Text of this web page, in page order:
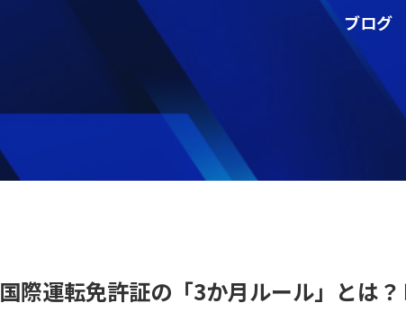
ブログ
国際運転免許証の「3か月ルール」とは